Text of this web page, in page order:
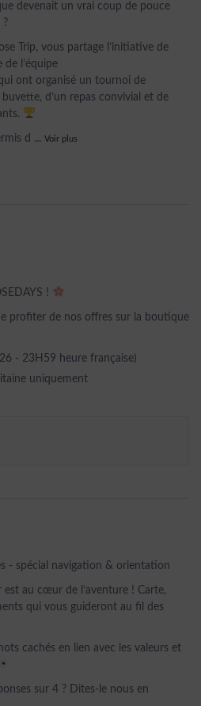
devenait un vrai coup de pouce
?
Trip, vous partage l’initiative de
de l’équipe
ont organisé un tournoi de
d’un repas convivial et de
d ... Voir plus
!
profiter de nos offres sur la boutique
- 23H59 heure française)
uniquement
- spécial navigation & orientation
est au cœur de l’aventure ! Carte,
qui vous guideront au fil des
cachés en lien avec les valeurs et
sur 4 ? Dites-le nous en